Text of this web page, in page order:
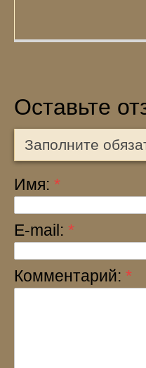
Оставьте
Заполните
Имя: *
E-mail: *
Комментарий: *